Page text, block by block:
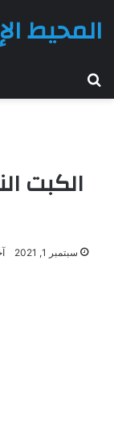
المحيط
الكبت
سبتمبر 1, 2021